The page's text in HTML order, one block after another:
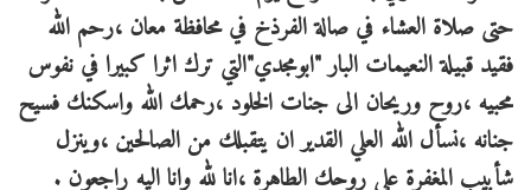
حتى صلاة العشاء في صالة الفرذخ في محافظة معان ،رحم الله
فقيد قبيلة النعيمات البار "ابومجدي"التي ترك اثرا كبيرا في نفوس
محبيه ،روح وريحان الى جنات الخلود ،رحمك الله واسكنك فسيح
جنانه ،نسأل الله العلي القدير ان يتقبلك من الصالحين ،وينزل
شأبيب المغفرة على روحك الطاهرة ،انا لله وانا اليه راجعون .